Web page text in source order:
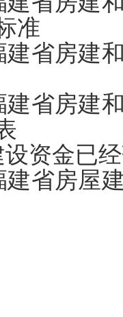
准
建省房建
建省房建
设资金已
建省房屋